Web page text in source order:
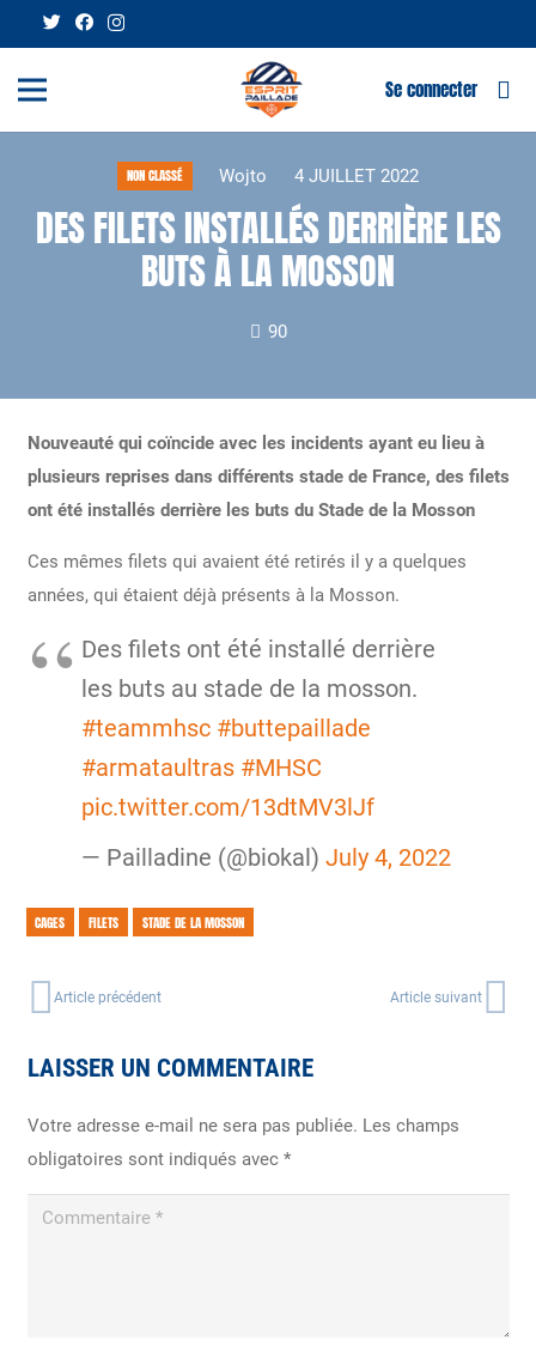
Se connecter
NON CLASSÉ Wojto 4 JUILLET 2022
DES FILETS INSTALLÉS DERRIÈRE LES
BUTS À LA MOSSON
90
Nouveauté qui coïncide avec les incidents ayant eu lieu à
plusieurs reprises dans différents stade de France, des filets
ont été installés derrière les buts du Stade de la Mosson
Ces mêmes filets qui avaient été retirés il y a quelques
années, qui étaient déjà présents à la Mosson.
Des filets ont été installé derrière
les buts au stade de la mosson.
#teammhsc #buttepaillade
#armataultras #MHSC
pic.twitter.com/13dtMV3lJf
— Pailladine (@biokal) July 4, 2022
CAGES FILETS STADE DE LA MOSSON
Article précédent Article suivant
LAISSER UN COMMENTAIRE
Votre adresse e-mail ne sera pas publiée. Les champs
obligatoires sont indiqués avec *